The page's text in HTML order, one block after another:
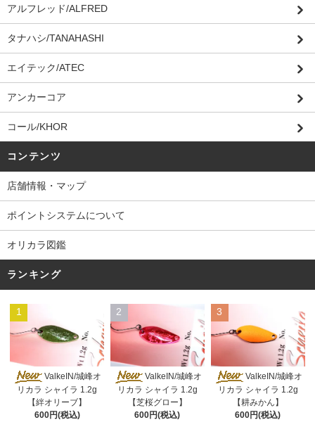
アルフレッド/ALFRED
タナハシ/TANAHASHI
エイテック/ATEC
アンカーコア
コール/KHOR
コンテンツ
店舗情報・マップ
ポイントシステムについて
オリカラ図鑑
ランキング
1
ValkeIN/城峰オ
リカラ シャイラ 1.2g
【絆オリーブ】
600円(税込)
2
ValkeIN/城峰オ
リカラ シャイラ 1.2g
【芝桜グロー】
600円(税込)
3
ValkeIN/城峰オ
リカラ シャイラ 1.2g
【耕みかん】
600円(税込)